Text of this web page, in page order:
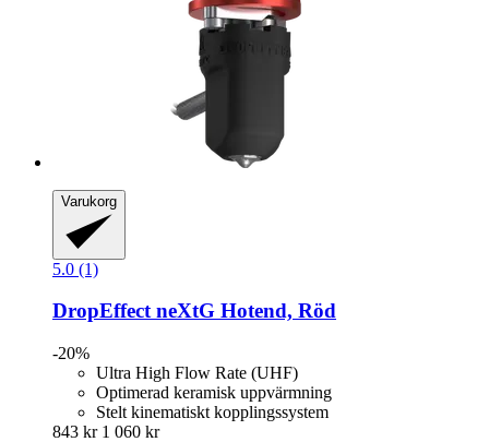
Varukorg
5.0 (1)
DropEffectneXtG Hotend, Röd
-20%
Ultra High Flow Rate (UHF)
Optimerad keramisk uppvärmning
Stelt kinematiskt kopplingssystem
843 kr 1 060 kr